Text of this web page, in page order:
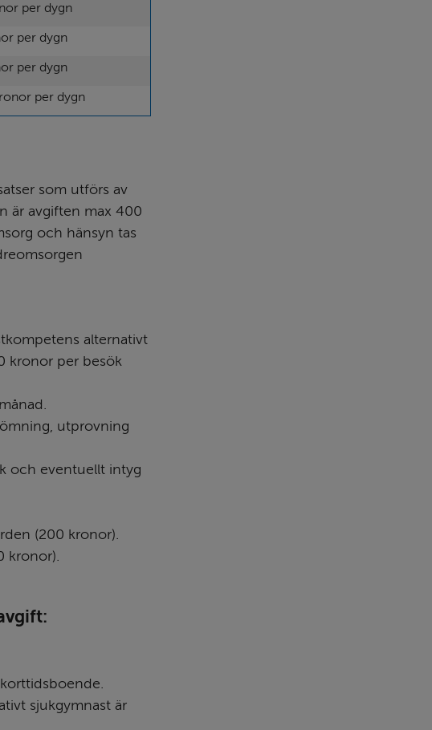
per dygn
per dygn
per dygn
per dygn
som utförs av
är avgiften max 400
och hänsyn tas
alternativt
kronor per besök
utprovning
och eventuellt intyg
(200 kronor).
kronor).
sjukgymnast är